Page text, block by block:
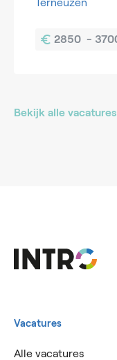
Bekijk alle vacatures
Vacatures
Alle vacatures